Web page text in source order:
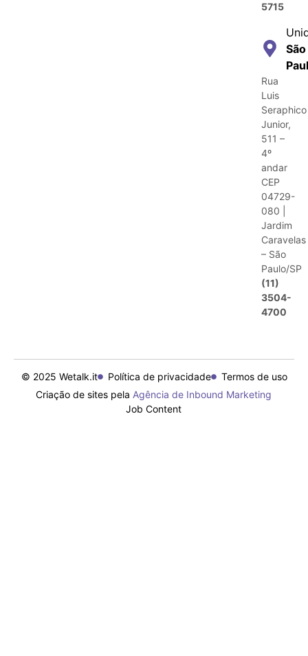
5715
São
Rua
Luis
Seraphico
Junior,
511 –
4º
andar
CEP
04729-
080 |
Jardim
Caravelas
– São
Paulo/SP
(11)
3504-
4700
© 2025 Wetalk.it Política de privacidade
Termos de uso
Criação de sites pela Agência de Inbound Marketing
Job Content